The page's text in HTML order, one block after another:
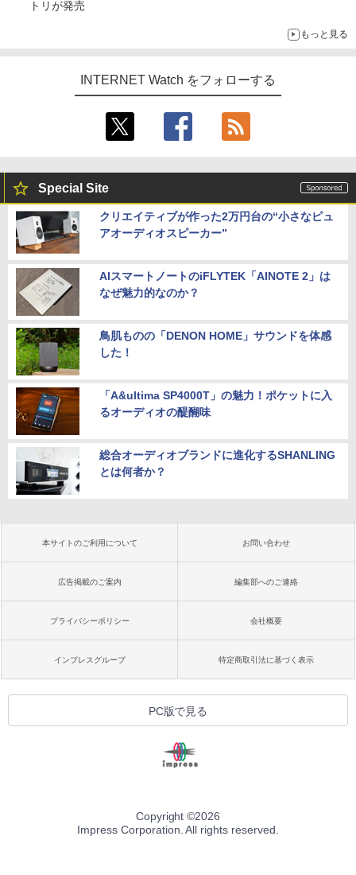
トリが発売
もっと見る
INTERNET Watch をフォローする
Special Site
クリエイティブが作った2万円台の“小さなピュ
アオーディオスピーカー”
AIスマートノートのiFLYTEK「AINOTE 2」は
なぜ魅力的なのか？
鳥肌ものの「DENON HOME」サウンドを体感
した！
「A&ultima SP4000T」の魅力！ポケットに入
るオーディオの醍醐味
総合オーディオブランドに進化するSHANLING
とは何者か？
本サイトのご利用について お問い合わせ
広告掲載のご案内 編集部へのご連絡
プライバシーポリシー 会社概要
インプレスグループ 特定商取引法に基づく表示
PC版で見る
Copyright ©2026
Impress Corporation. All rights reserved.